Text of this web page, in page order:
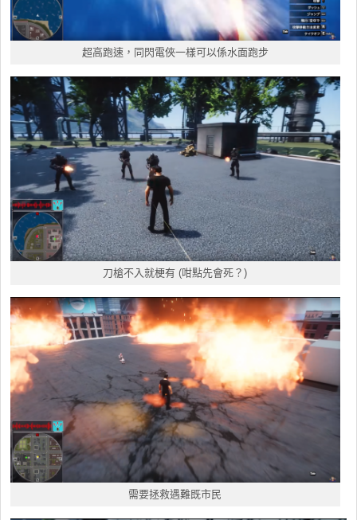
超高跑速，同閃電俠一樣可以係水面跑步
刀槍不入就梗有 (咁點先會死？)
需要拯救遇難既市民